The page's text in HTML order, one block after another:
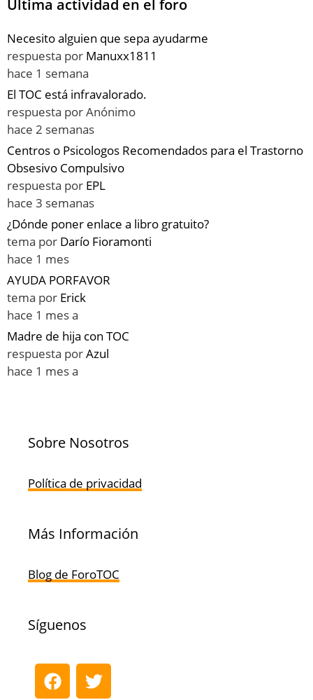
Última actividad en el foro
Necesito alguien que sepa ayudarme
respuesta por Manuxx1811
hace 1 semana
El TOC está infravalorado.
respuesta porAnónimo
hace 2 semanas
Centros o Psicologos Recomendados para el Trastorno
Obsesivo Compulsivo
respuesta por EPL
hace 3 semanas
¿Dónde poner enlace a libro gratuito?
tema por Darío Fioramonti
hace 1 mes
AYUDA PORFAVOR
tema por Erick
hace 1 mes a
Madre de hija con TOC
respuesta porAzul
hace 1 mes a
Sobre Nosotros
Política de privacidad
Más Información
Blog de ForoTOC
Síguenos